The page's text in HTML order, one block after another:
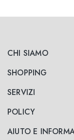
CHI SIAMO
SHOPPING
SERVIZI
POLICY
AIUTO E